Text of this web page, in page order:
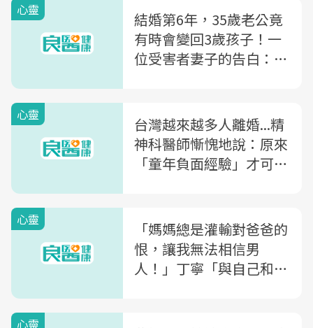
心靈
結婚第6年，35歲老公竟
有時會變回3歲孩子！一
位受害者妻子的告白：原
心靈
台灣越來越多人離婚...精
神科醫師慚愧地說：原來
「童年負面經驗」才可能
心靈
「媽媽總是灌輸對爸爸的
恨，讓我無法相信男
人！」丁寧「與自己和
心靈